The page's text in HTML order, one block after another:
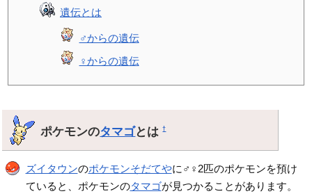
遺伝とは
♂からの遺伝
♀からの遺伝
ポケモンのタマゴとは†
ズイタウンのポケモンそだてやに♂♀2匹のポケモンを預け
ていると、ポケモンのタマゴが見つかることがあります。